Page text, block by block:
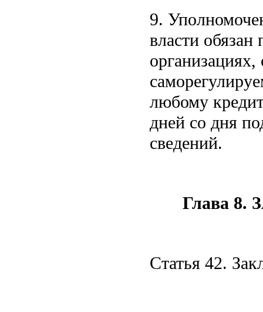
9.
власти обязан
любому
дней со дня
сведений.
Глава
Статья 42.